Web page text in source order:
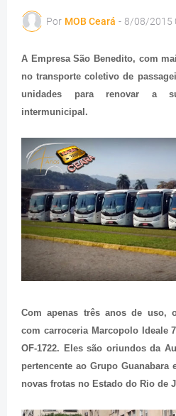
Por MOB Ceará - 8/08/2015
A Empresa São Benedito, com
no transporte coletivo de
unidades para renovar a
intermunicipal.
Com apenas três anos de uso,
com carroceria Marcopolo Ideale
OF-1722. Eles são oriundos da
pertencente ao Grupo
novas frotas no Estado do Rio de